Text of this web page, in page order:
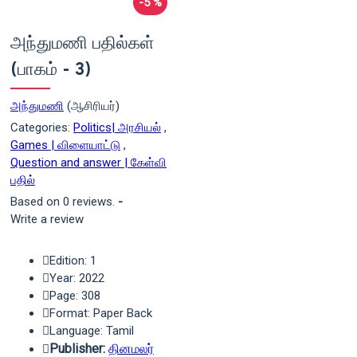
அந்துமணி பதில்கள்
(பாகம் - 3)
அந்துமணி (ஆசிரியர்)
Categories: Politics| அரசியல் ,
Games | விளையாட்டு ,
Question and answer | கேள்வி
பதில்
Based on 0 reviews. -
Write a review
Edition: 1
Year: 2022
Page: 308
Format: Paper Back
Language: Tamil
Publisher: தினமலர்